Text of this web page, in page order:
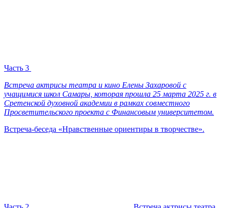
Часть 3
Встреча актрисы театра и кино Елены Захаровой с
учащимися школ Самары, которая прошла 25 марта 2025 г. в
Сретенской духовной академии в рамках совместного
Просветительского проекта с Финансовым университетом.
Встреча-беседа «Нравственные ориентиры в творчестве».